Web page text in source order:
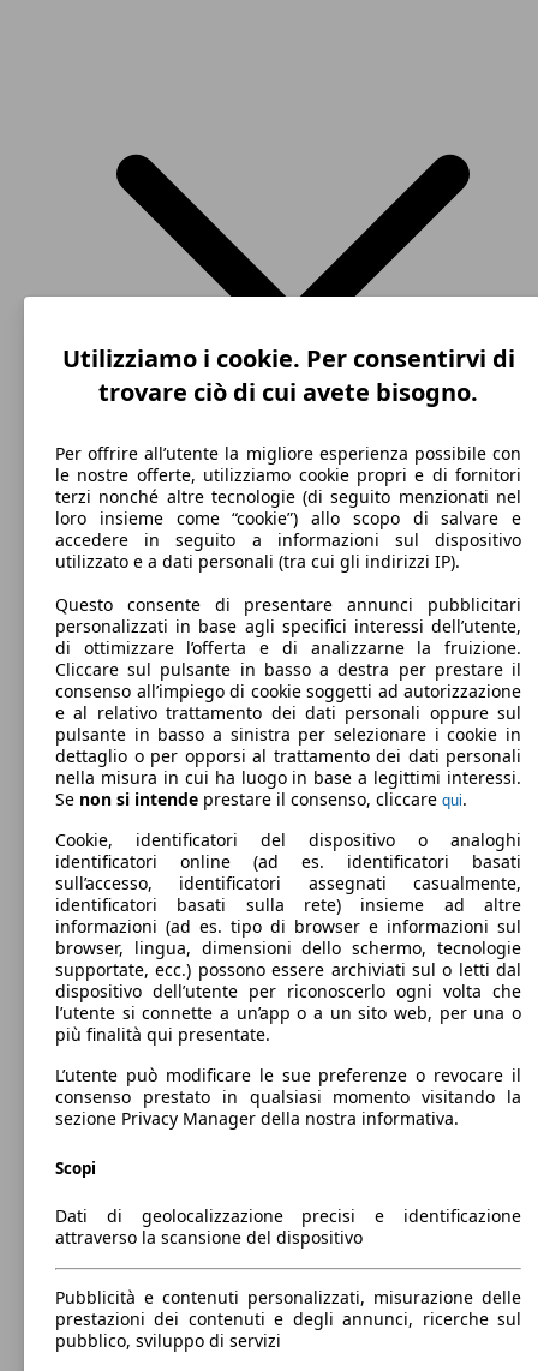
SUV/Fuoristrada/Pick-up
Elettrica/Benzina
Model Version
Leistung
C-HR 1.8 hv Active fwd e-cvt
72 KW
(98 PS)
C-HR 1.8 hv Lounge fwd e-cvt
72 KW
(98 PS)
72 KW
(98 PS)
Dal 2019Toyota C-HR 2020
Dimensioni (L/l/A):
Potenza:
72 - 112 KW (98 - 152 PS)
Porte:
5
Sedili:
5
Bagagliaio:
358 - 1164 Litri
Capacità di traino:
0 - 725 kg
SUV/Fuoristrada/Pick-up
Dal 2016Toyota C-HR
Utilizziamo i cookie. Per consentirvi di
trovare ciò di cui avete bisogno.
Per offrire all’utente la migliore esperienza possibile con
le nostre offerte, utilizziamo cookie propri e di fornitori
terzi nonché altre tecnologie (di seguito menzionati nel
loro insieme come “cookie”) allo scopo di salvare e
accedere in seguito a informazioni sul dispositivo
utilizzato e a dati personali (tra cui gli indirizzi IP).
Questo consente di presentare annunci pubblicitari
personalizzati in base agli specifici interessi dell’utente,
di ottimizzare l’offerta e di analizzarne la fruizione.
Cliccare sul pulsante in basso a destra per prestare il
consenso all’impiego di cookie soggetti ad autorizzazione
e al relativo trattamento dei dati personali oppure sul
pulsante in basso a sinistra per selezionare i cookie in
dettaglio o per opporsi al trattamento dei dati personali
nella misura in cui ha luogo in base a legittimi interessi.
Se non si intende prestare il consenso, cliccare qui.
Cookie, identificatori del dispositivo o analoghi
identificatori online (ad es. identificatori basati
sull’accesso, identificatori assegnati casualmente,
identificatori basati sulla rete) insieme ad altre
informazioni (ad es. tipo di browser e informazioni sul
browser, lingua, dimensioni dello schermo, tecnologie
supportate, ecc.) possono essere archiviati sul o letti dal
dispositivo dell’utente per riconoscerlo ogni volta che
l’utente si connette a un’app o a un sito web, per una o
più finalità qui presentate.
L’utente può modificare le sue preferenze o revocare il
consenso prestato in qualsiasi momento visitando la
sezione Privacy Manager della nostra informativa.
Scopi
Dati di geolocalizzazione precisi e identificazione
attraverso la scansione del dispositivo
Pubblicità e contenuti personalizzati, misurazione delle
prestazioni dei contenuti e degli annunci, ricerche sul
pubblico, sviluppo di servizi